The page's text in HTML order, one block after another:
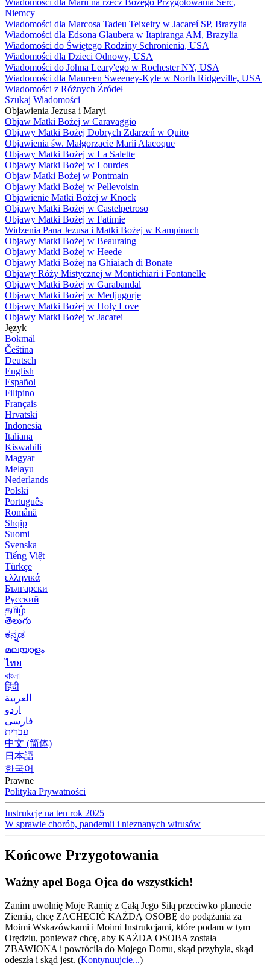
Niemcy
Wiadomości dla Marcosa Tadeu Teixeiry w Jacareí SP, Brazylia
Wiadomości dla Edsona Glaubera w Itapiranga AM, Brazylia
Wiadomości do Świętego Rodziny Schronienia, USA
Wiadomości dla Dzieci Odnowy, USA
Wiadomości do Johna Leary'ego w Rochester NY, USA
Wiadomości dla Maureen Sweeney-Kyle w North Ridgeville, USA
Wiadomości z Różnych Źródeł
Szukaj Wiadomości
Objawienia Jezusa i Maryi
Objaw Matki Bożej w Caravaggio
Objawy Matki Bożej Dobrych Zdarzeń w Quito
Objawienia św. Małgorzacie Marii Alacoque
Objawy Matki Bożej w La Salette
Objawy Matki Bożej w Lourdes
Objaw Matki Bożej w Pontmain
Objawy Matki Bożej w Pellevoisin
Objawienie Matki Bożej w Knock
Objawy Matki Bożej w Castelpetroso
Objawy Matki Bożej w Fatimie
Widzenia Pana Jezusa i Matki Bożej w Kampinach
Objawy Matki Bożej w Beauraing
Objawy Matki Bożej w Heede
Objawy Matki Bożej na Ghiaiach di Bonate
Objawy Róży Mistycznej w Montichiari i Fontanelle
Objawy Matki Bożej w Garabandal
Objawy Matki Bożej w Medjugorje
Objawy Matki Bożej w Holy Love
Objawy Matki Bożej w Jacarei
Język
Bokmål
Čeština
Deutsch
English
Español
Filipino
Français
Hrvatski
Indonesia
Italiana
Kiswahili
Magyar
Melayu
Nederlands
Polski
Português
Română
Shqip
Suomi
Svenska
Tiếng Việt
Türkçe
ελληνικά
Български
Русский
தமிழ்
తెలుగు
ಕನ್ನಡ
മലയാളം
ไทย
বাংলা
हिंदी
العربية
اردو
فارسی
עִברִית
中文 (简体)
日本語
한국어
Prawne
Polityka Prywatności
Instrukcje na ten rok 2025
W sprawie chorób, pandemii i nieznanych wirusów
Końcowe Przygotowania
Ważny apel Boga Ojca do wszystkich!
Zanim uwolnię Moje Ramię z Całą Jego Siłą przeciwko planecie
Ziemia, chcę ZACHĘCIĆ KAŻDĄ OSOBĘ do podążania za
Moimi Wskazówkami i Moimi Instrukcjami, które podam w tym
Orędziu, ponieważ chcę, aby KAŻDA OSOBA została
ZBAWIONA i powróciła do Mojego Domu, skąd przybyła, skąd
odeszła i skąd jest. (Kontynuujcie...)